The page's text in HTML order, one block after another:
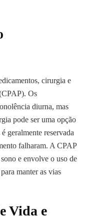
cirurgia e
Os
diurna, mas
pode ser uma opção
geralmente reservada
falharam. A CPAP
e envolve o uso de
manter as vias
Vida e